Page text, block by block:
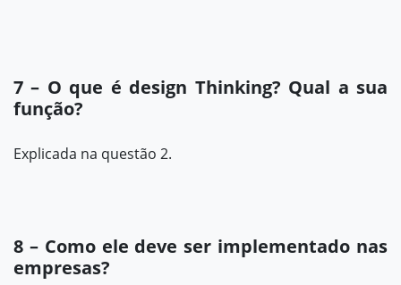
7 – O que é design Thinking? Qual a sua
função?
Explicada na questão 2.
8 – Como ele deve ser implementado nas
empresas?